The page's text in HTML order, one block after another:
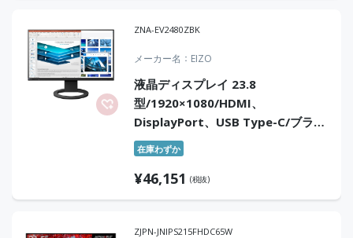
ZNA-EV2480ZBK
メーカー名 EIZO
液晶ディスプレイ 23.8
型/1920×1080/HDMI、
DisplayPort、USB Type-C/ブラッ
ク/スピーカー：あり
在庫わずか
¥46,151 (税抜)
ZJPN-JNIPS215FHDC65W